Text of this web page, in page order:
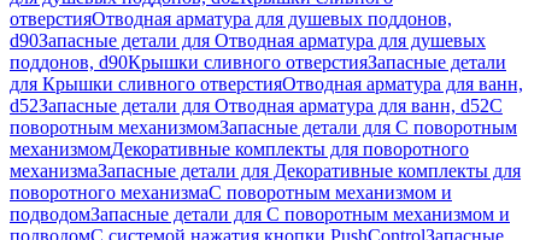
отверстияОтводная арматура для душевых поддонов,
d90Запасные детали для Отводная арматура для душевых
поддонов, d90Крышки сливного отверстияЗапасные детали
для Крышки сливного отверстияОтводная арматура для ванн,
d52Запасные детали для Отводная арматура для ванн, d52С
поворотным механизмомЗапасные детали для С поворотным
механизмомДекоративные комплекты для поворотного
механизмаЗапасные детали для Декоративные комплекты для
поворотного механизмаС поворотным механизмом и
подводомЗапасные детали для С поворотным механизмом и
подводомС системой нажатия кнопки PushControlЗапасные